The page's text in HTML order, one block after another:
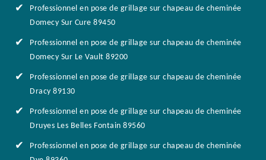
Professionnel en pose de grillage sur chapeau de cheminée
Domecy Sur Cure 89450
Professionnel en pose de grillage sur chapeau de cheminée
Domecy Sur Le Vault 89200
Professionnel en pose de grillage sur chapeau de cheminée
Dracy 89130
Professionnel en pose de grillage sur chapeau de cheminée
Druyes Les Belles Fontain 89560
Professionnel en pose de grillage sur chapeau de cheminée